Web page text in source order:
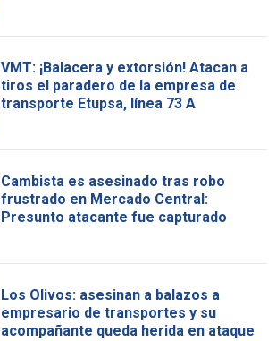
VMT: ¡Balacera y extorsión! Atacan a
tiros el paradero de la empresa de
transporte Etupsa, línea 73 A
Cambista es asesinado tras robo
frustrado en Mercado Central:
Presunto atacante fue capturado
Los Olivos: asesinan a balazos a
empresario de transportes y su
acompañante queda herida en ataque